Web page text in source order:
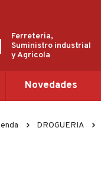
Ferreteria,
Suministro industrial
y Agricola
Novedades
DROGUERIA